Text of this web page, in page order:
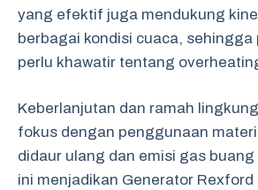
yang efektif juga mendukung
berbagai kondisi cuaca,
perlu khawatir tentang
Keberlanjutan dan ramah
fokus dengan penggunaan
didaur ulang dan emisi gas
ini menjadikan Generator Rexford